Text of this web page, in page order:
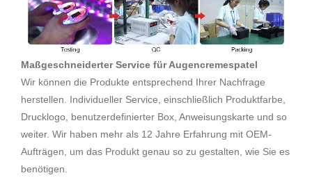
Maßgeschneiderter Service für Augencremespatel
Wir können die Produkte entsprechend Ihrer Nachfrage
herstellen. Individueller Service, einschließlich Produktfarbe,
Drucklogo, benutzerdefinierter Box, Anweisungskarte und so
weiter. Wir haben mehr als 12 Jahre Erfahrung mit OEM-
Aufträgen, um das Produkt genau so zu gestalten, wie Sie es
benötigen.